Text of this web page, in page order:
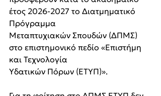
έτος 2026-2027 το Διατμηματικό
Πρόγραμμα
Μεταπτυχιακών Σπουδών (ΔΠΜΣ)
στο επιστημονικό πεδίο «Επιστήμη
και Τεχνολογία
Υδατικών Πόρων (ΕΤΥΠ)».